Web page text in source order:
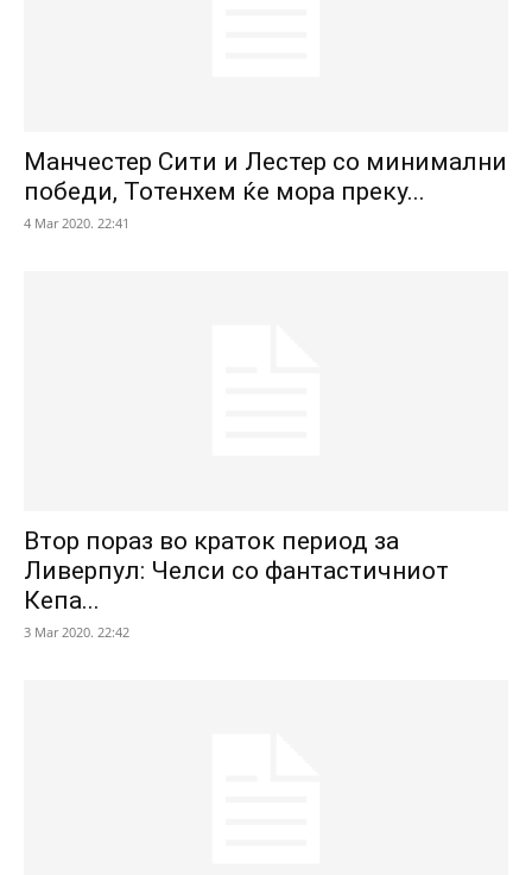
Манчестер Сити и Лестер со минимални
победи, Тотенхем ќе мора преку...
4 Mar 2020. 22:41
Втор пораз во краток период за
Ливерпул: Челси со фантастичниот
Кепа...
3 Mar 2020. 22:42